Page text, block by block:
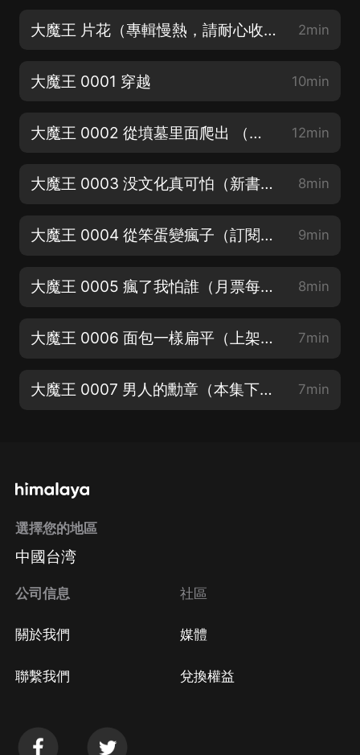
大魔王 片花（專輯慢熱，請耐心收聽哦） 2min
大魔王 0001 穿越 10min
大魔王 0002 從墳墓里面爬出 （玄幻大神逆蒼天著） 12min
大魔王 0003 没文化真可怕（新書上架，訂閱爆更） 8min
大魔王 0004 從笨蛋變瘋子（訂閱每滿100額外加更1集） 9min
大魔王 0005 瘋了我怕誰（月票每滿100額外加更1集） 8min
大魔王 0006 面包一樣扁平（上架爆更，上不封頂！） 7min
大魔王 0007 男人的勳章（本集下分享截圖評論，抽VIP月卡） 7min
選擇您的地區
中國台湾
公司信息
關於我們
聯繫我們
社區
媒體
兌換權益